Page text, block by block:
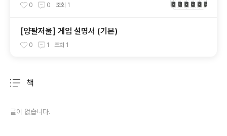
0 0 조회 1
[양팔저울] 게임 설명서 (기본)
0 1 조회 1
책
글이 없습니다.